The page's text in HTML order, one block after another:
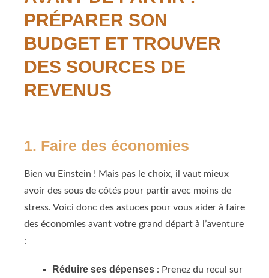
PRÉPARER SON
BUDGET ET TROUVER
DES SOURCES DE
REVENUS
1. Faire des économies
Bien vu Einstein ! Mais pas le choix, il vaut mieux
avoir des sous de côtés pour partir avec moins de
stress. Voici donc des astuces pour vous aider à faire
des économies avant votre grand départ à l’aventure
:
Réduire ses dépenses : Prenez du recul sur